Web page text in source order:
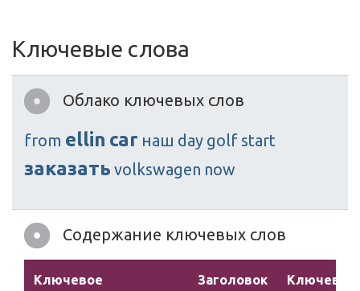
Ключевые слова
Облако ключевых слов
from ellin car наш day golf start
заказать volkswagen now
Содержание ключевых слов
Ключевое
Заголовок
Ключевые